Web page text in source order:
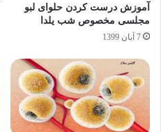
آموزش درست کردن حلوای لبو
مجلسی مخصوص شب یلدا
7 آبان 1399